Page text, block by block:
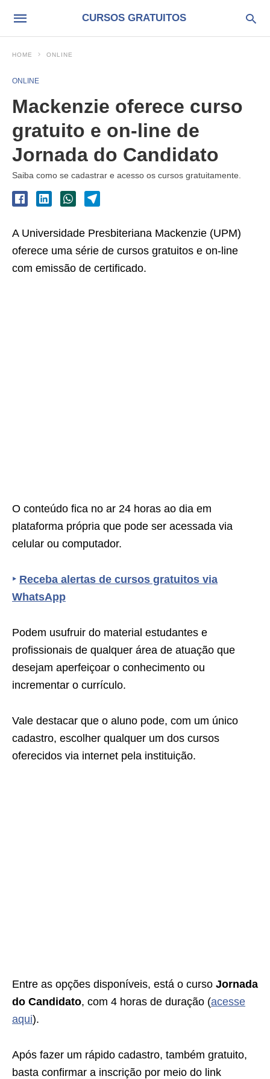
CURSOS GRATUITOS
HOME ONLINE
ONLINE
Mackenzie oferece curso
gratuito e on-line de
Jornada do Candidato
Saiba como se cadastrar e acesso os cursos gratuitamente.
A Universidade Presbiteriana Mackenzie (UPM)
oferece uma série de cursos gratuitos e on-line
com emissão de certificado.
O conteúdo fica no ar 24 horas ao dia em
plataforma própria que pode ser acessada via
celular ou computador.
‣ Receba alertas de cursos gratuitos via
WhatsApp
Podem usufruir do material estudantes e
profissionais de qualquer área de atuação que
desejam aperfeiçoar o conhecimento ou
incrementar o currículo.
Vale destacar que o aluno pode, com um único
cadastro, escolher qualquer um dos cursos
oferecidos via internet pela instituição.
Entre as opções disponíveis, está o curso Jornada
do Candidato, com 4 horas de duração (acesse
aqui).
Após fazer um rápido cadastro, também gratuito,
basta confirmar a inscrição por meio do link